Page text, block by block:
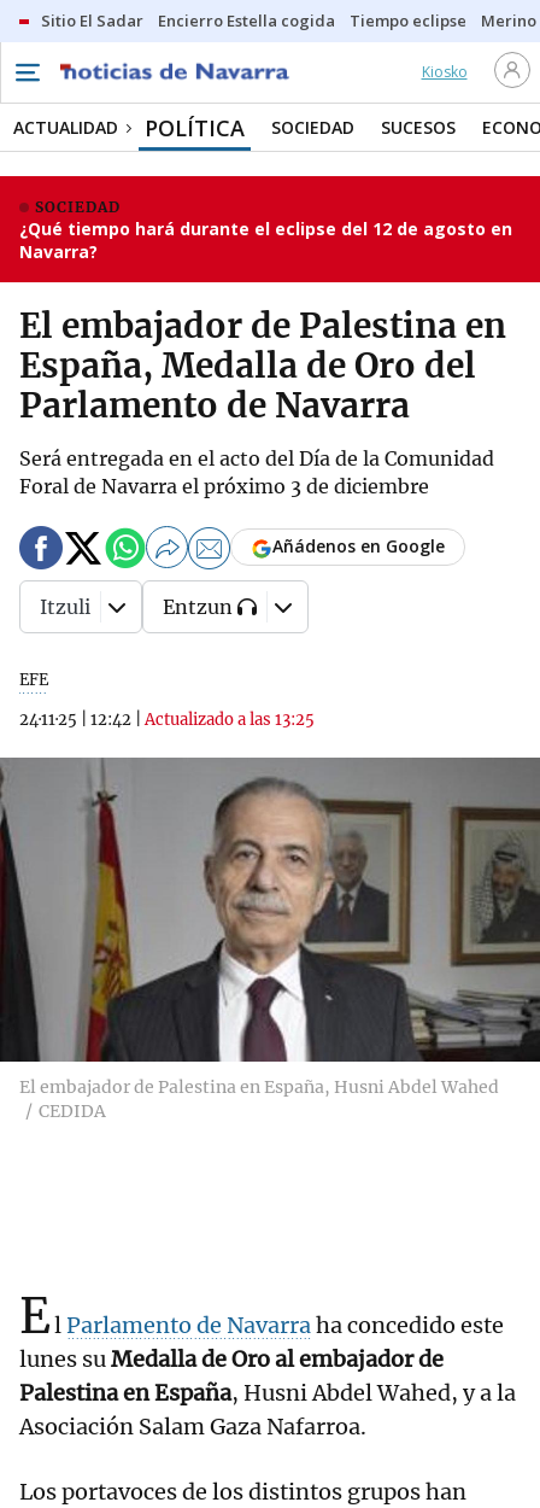
Sitio El Sadar Encierro Estella cogida Tiempo eclipse
Kiosko
ACTUALIDAD POLÍTICA SOCIEDAD SUCESOS
SOCIEDAD
¿Qué tiempo hará durante el eclipse del 12 de agosto en
Navarra?
El embajador de Palestina en
España, Medalla de Oro del
Parlamento de Navarra
Será entregada en el acto del Día de la Comunidad
Foral de Navarra el próximo 3 de diciembre
EFE
24·11·25
12:42 |Actualizado a las 13:25
Añádenos en Google
Itzuli Entzun
El embajador de Palestina en España, Husni Abdel Wahed
CEDIDA
ElParlamento de Navarraha concedido este
lunes suMedalla de Oro al embajador de
Palestina en España, Husni Abdel Wahed, y a la
Asociación Salam Gaza Nafarroa.
Los portavoces de los distintos grupos han